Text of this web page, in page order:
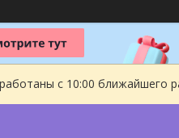
с 10:00 ближайшего